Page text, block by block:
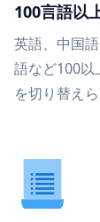
100言語以
英語、中国
語など100以
を切り替えら